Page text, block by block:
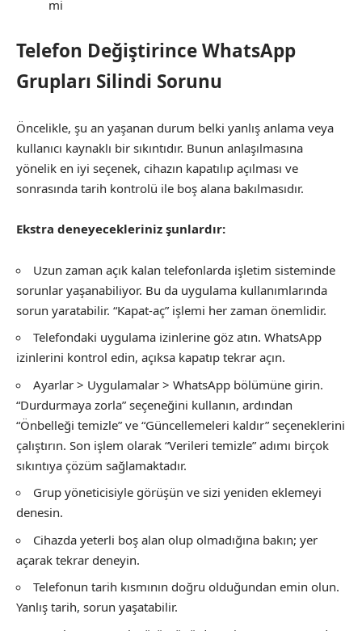
mi
Telefon Değiştirince WhatsApp
Grupları Silindi Sorunu
Öncelikle, şu an yaşanan durum belki yanlış anlama veya
kullanıcı kaynaklı bir sıkıntıdır. Bunun anlaşılmasına
yönelik en iyi seçenek, cihazın kapatılıp açılması ve
sonrasında tarih kontrolü ile boş alana bakılmasıdır.
Ekstra deneyecekleriniz şunlardır:
Uzun zaman açık kalan telefonlarda işletim sisteminde
sorunlar yaşanabiliyor. Bu da uygulama kullanımlarında
sorun yaratabilir. “Kapat-aç” işlemi her zaman önemlidir.
Telefondaki uygulama izinlerine göz atın. WhatsApp
izinlerini kontrol edin, açıksa kapatıp tekrar açın.
Ayarlar > Uygulamalar > WhatsApp bölümüne girin.
“Durdurmaya zorla” seçeneğini kullanın, ardından
“Önbelleği temizle” ve “Güncellemeleri kaldır” seçeneklerini
çalıştırın. Son işlem olarak “Verileri temizle” adımı birçok
sıkıntıya çözüm sağlamaktadır.
Grup yöneticisiyle görüşün ve sizi yeniden eklemeyi
denesin.
Cihazda yeterli boş alan olup olmadığına bakın; yer
açarak tekrar deneyin.
Telefonun tarih kısmının doğru olduğundan emin olun.
Yanlış tarih, sorun yaşatabilir.